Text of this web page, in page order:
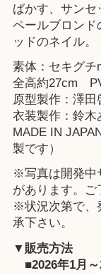
ばかす、サンセ
ペールブロンド
ッドのネイル。
素体：セキグチ
全高約27cm
原型製作：澤田
衣装製作：鈴木
MADE IN
製です）
※写真は開発中
があります。ご
※状況次第で、
承下さい。
▼販売方法
■2026年1月